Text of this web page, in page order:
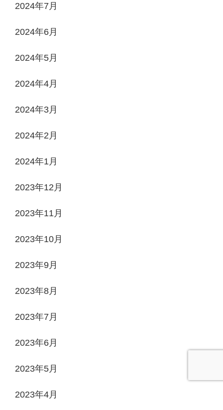
2024年7月
2024年6月
2024年5月
2024年4月
2024年3月
2024年2月
2024年1月
2023年12月
2023年11月
2023年10月
2023年9月
2023年8月
2023年7月
2023年6月
2023年5月
2023年4月